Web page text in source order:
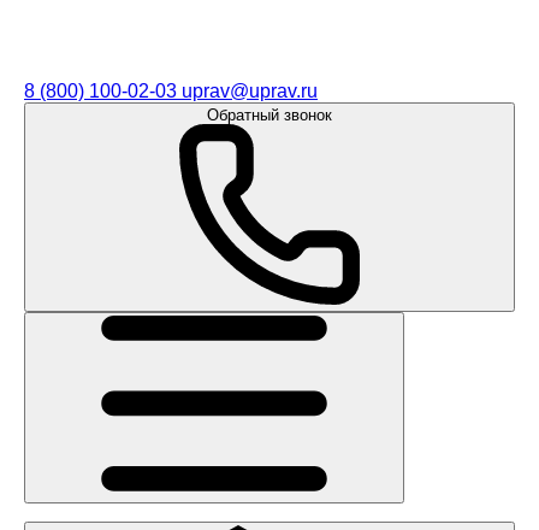
8 (800) 100-02-03 uprav@uprav.ru
Обратный звонок